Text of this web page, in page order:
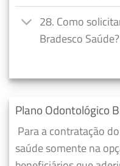
28. Como
Bradesco Saúde?
Plano Odontológico
Para a contratação
saúde somente na